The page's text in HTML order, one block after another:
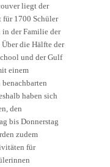
liegt der
für 1700 Schüler
in der Familie der
die Hälfte der
und der Gulf
einem
haben sich
den
bis Donnerstag
zudem
für